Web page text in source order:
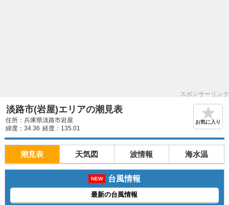
スポンサーリンク
淡路市(岩屋)エリアの潮見表
住所：兵庫県淡路市岩屋
緯度：34.36 経度：135.01
お気に入り
潮見表 天気図 波情報 海水温
NEW 台風情報
最新の台風情報